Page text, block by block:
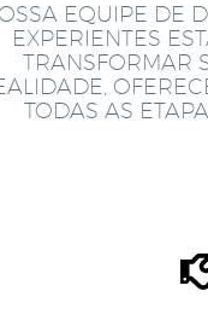
EQUIPE DE
EXPERIENTES
TRANSFORMAR
TODAS AS